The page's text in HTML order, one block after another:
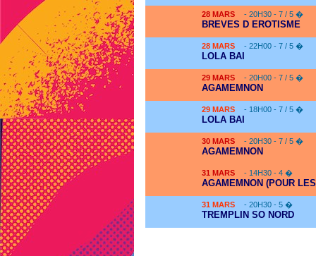
28 MARS - 20H30 - 7 / 5 �
BREVES D EROTISME
28 MARS - 22H00 - 7 / 5 �
LOLA BAI
29 MARS - 20H00 - 7 / 5 �
AGAMEMNON
29 MARS - 18H00 - 7 / 5 �
LOLA BAI
30 MARS - 20H30 - 7 / 5 �
AGAMEMNON
31 MARS - 14H30 - 4 �
AGAMEMNON (POUR
31 MARS - 20H30 - 5 �
TREMPLIN SO NORD